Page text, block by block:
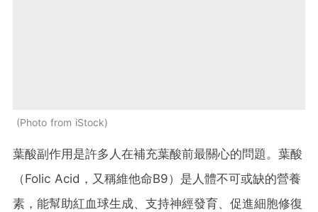
Photo from iStock
葉酸副作用是許多人在補充葉酸前最關心的問題。葉酸
（Folic Acid，又稱維他命B9）是人體不可或缺的營養
素，能幫助紅血球生成、支持神經發育、促進細胞修復